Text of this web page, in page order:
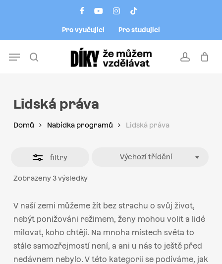
facebookyoutubeinstagram
tiktok
Pro vyučující Pro studující
account
Menu
Lidská práva
Domů Nabídka programů Lidská práva
filtry
Zobrazeny 3 výsledky
Výchozí třídění
V naší zemi můžeme žít bez strachu o svůj život,
nebýt ponižováni režimem, ženy mohou volit a lidé
milovat, koho chtějí. Na mnoha místech světa to
stále samozřejmostí není, a ani u nás to ještě před
nedávnem nebylo. V této kategorii se podíváme, jak